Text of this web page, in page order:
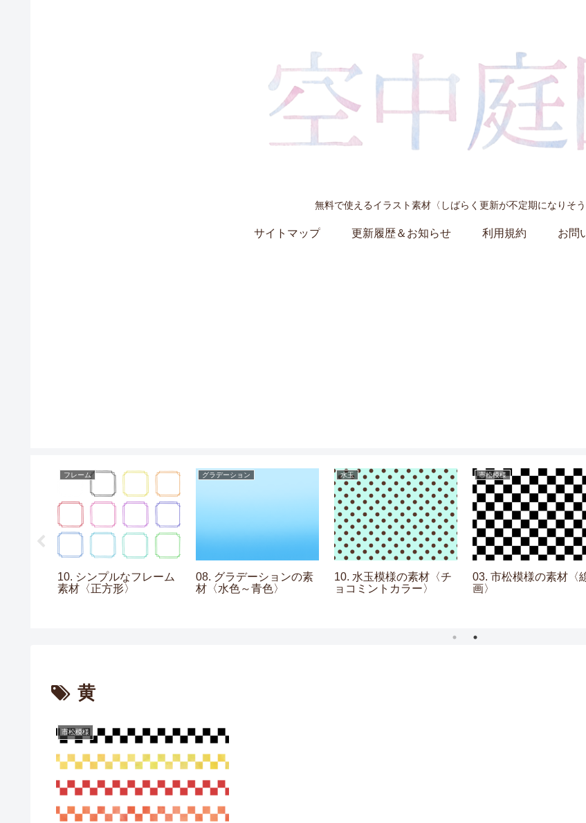
無料で使えるイラスト素材〈しばらく更新が不定期になりそう
サイトマップ 更新履歴＆お知らせ 利用規約 お問
フレーム
10. シンプルなフレーム
素材〈正方形〉
グラデーション
08. グラデーションの素
材〈水色～青色〉
水玉
10. 水玉模様の素材〈チ
ョコミントカラー〉
市松模様
03. 市松模様の素材〈
画〉
黄
市松模様